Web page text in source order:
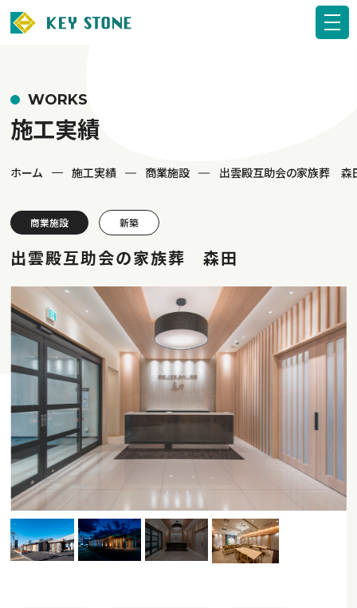
WORKS
施工実績
ホーム 施工実績 商業施設 出雲殿互助会の家族葬 森
商業施設 新築
出雲殿互助会の家族葬 森田